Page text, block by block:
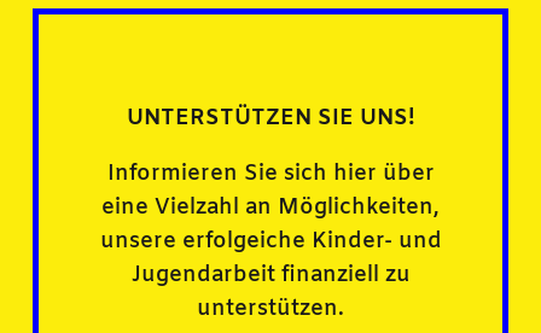
UNTERSTÜTZEN SIE UNS!
Informieren Sie sich hier über
eine Vielzahl an Möglichkeiten,
unsere erfolgeiche Kinder- und
Jugendarbeit finanziell zu
unterstützen.